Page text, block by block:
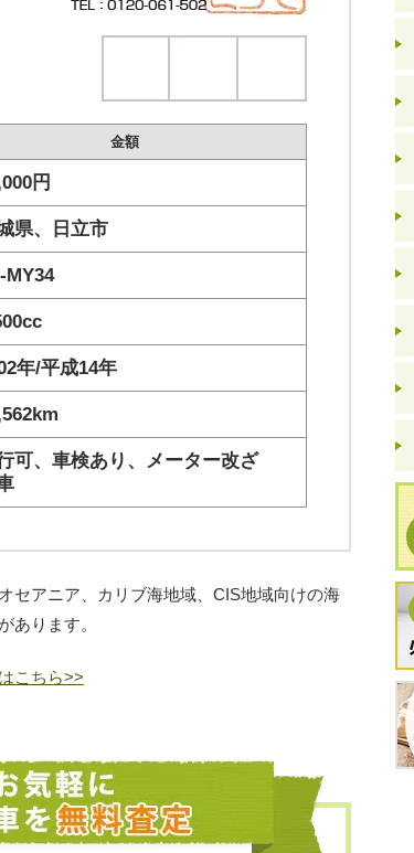
金額
円
県、日立市
MY34
年/平成14年
可、車検あり、メーター改ざ
セアニア、カリブ海地域、CIS地域向けの海
あります。
こちら>>